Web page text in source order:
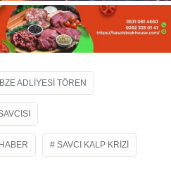
ADLIYESI TÖREN
SAVCI KALP KRIZI